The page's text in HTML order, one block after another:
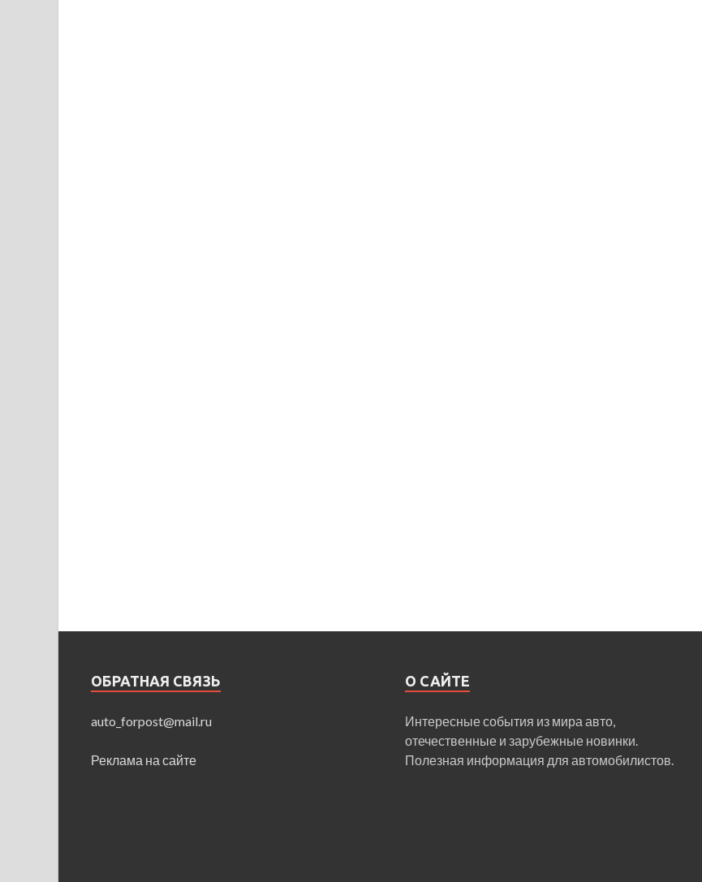
ОБРАТНАЯ СВЯЗЬ
auto_forpost@mail.ru
Реклама на сайте
О САЙТЕ
Интересные события из мира авто,
отечественные и зарубежные новинки.
Полезная информация для автомобилистов.